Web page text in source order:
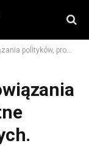
Rozkradają nam Polskę bez opamiętania! [WIDEO]